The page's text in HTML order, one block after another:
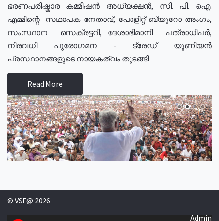
ഭരണപരിഷ്കാര കമ്മീഷൻ അധ്യക്ഷൻ, സി. പി. ഐ.
എമ്മിന്റെ സഥാപക നേതാവ്, പോളിറ്റ് ബ്യുറോ അംഗം,
സംസ്ഥാന സെക്രട്ടറി, ദേശാഭിമാനി പത്രാധിപർ,
നിരവധി പുരോഗമന - ട്രേഡ് യൂണിയൻ
പ്രസ്ഥാനങ്ങളുടെ നായകത്വം തുടങ്ങി
Read More
© VSF@ 2026
Admin